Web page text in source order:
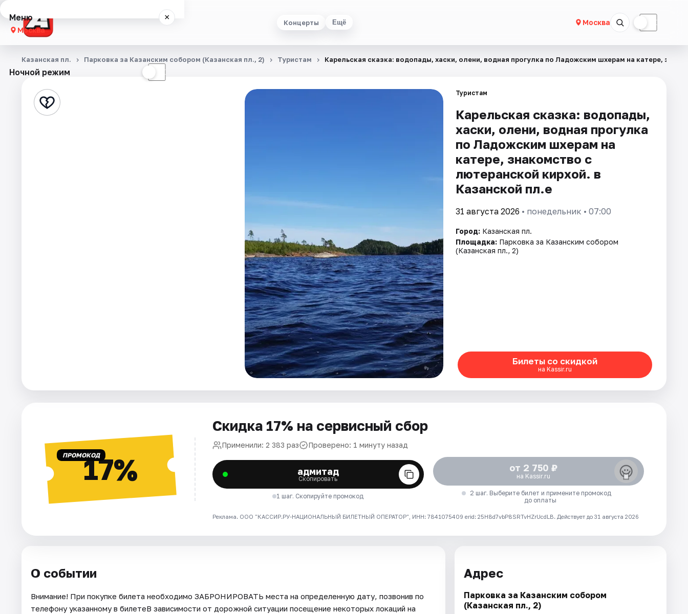
Концерты Ещё Москва ☾
Меню ×
Москва
Концерты
Города
Площадки
Ночной режим ☾
Казанская пл. Парковка за Казанским собором (Казанская пл., 2) Туристам Карельская сказка: водопады, хаски, олени, водная прогулка по Ладожским шхерам на катере,
Туристам
Карельская сказка: водопады,
хаски, олени, водная прогулка
по Ладожским шхерам на
катере, знакомство с
лютеранской кирхой. в
Казанской пл.е
31 августа 2026 • понедельник • 07:00
Город: Казанская пл.
Площадка: Парковка за Казанским собором
(Казанская пл., 2)
Билеты со скидкой
на Kassir.ru
ПРОМОКОД17%
Скидка 17% на сервисный сбор
Применили: 2 383 раз Проверено: 1 минуту назад
адмитад
Скопировать
1 шаг. Скопируйте промокод
от 2 750 ₽
на Kassir.ru
2 шаг. Выберите билет и примените промокод
до оплаты
Реклама. ООО "КАССИР.РУ-НАЦИОНАЛЬНЫЙ БИЛЕТНЫЙ ОПЕРАТОР", ИНН: 7841075409 erid: 25H8d7vbP8SRTvHZrUcdLB. Действует до 31 августа 2026
О событии
Внимание! При покупке билета необходимо ЗАБРОНИРОВАТЬ места на определенную дату, позвонив по
телефону указанному в билетеВ зависимости от дорожной ситуации посещение некоторых локаций на
Адрес
Парковка за Казанским собором
(Казанская пл., 2)